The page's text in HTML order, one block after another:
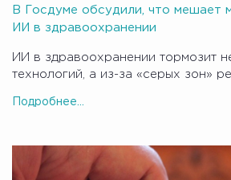
В Госдуме обсудили, что мешает
ИИ в здравоохранении
ИИ в здравоохранении тормозит
технологий, а из-за «серых зон»
Подробнее...